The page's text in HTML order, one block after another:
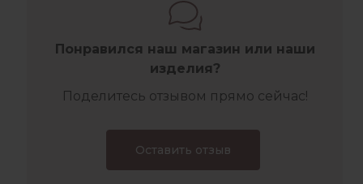
Понравился наш магазин или наши
изделия?
Поделитесь отзывом прямо сейчас!
Оставить отзыв